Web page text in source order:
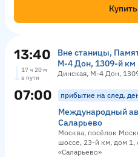
13:40
Вне станицы,
М-4 Дон, 1309-й км
Динская, М-4 Дон,
17 ч 20 м
в пути
07:00 прибытие на след.
Международный
Саларьево
Москва, посёлок
шоссе, 23-й км, дом 1,
«Саларьево»